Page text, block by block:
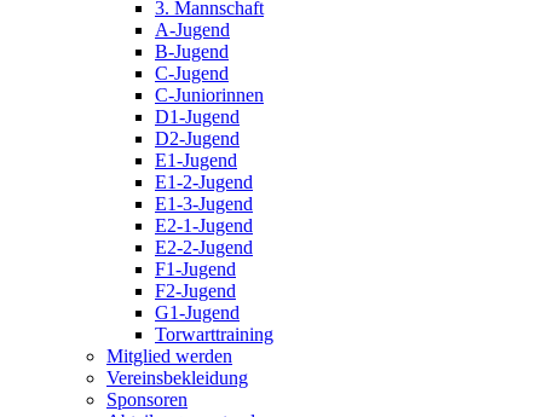
3. Mannschaft
A-Jugend
B-Jugend
C-Jugend
C-Juniorinnen
D1-Jugend
D2-Jugend
E1-Jugend
E1-2-Jugend
E1-3-Jugend
E2-1-Jugend
E2-2-Jugend
F1-Jugend
F2-Jugend
G1-Jugend
Torwarttraining
Mitglied werden
Vereinsbekleidung
Sponsoren